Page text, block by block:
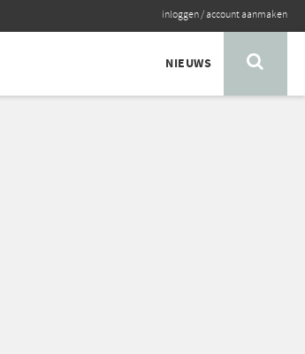
inloggen/account aanmaken
NIEUWS